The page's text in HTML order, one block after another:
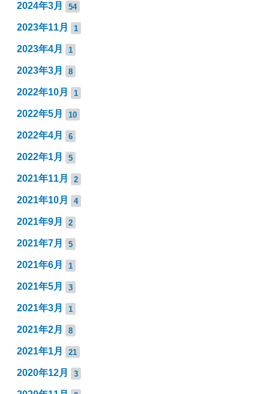
2024年3月 54
2023年11月 1
2023年4月 1
2023年3月 8
2022年10月 1
2022年5月 10
2022年4月 6
2022年1月 5
2021年11月 2
2021年10月 4
2021年9月 2
2021年7月 5
2021年6月 1
2021年5月 3
2021年3月 1
2021年2月 8
2021年1月 21
2020年12月 3